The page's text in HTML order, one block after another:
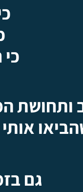
ותחושת
אותי לפתח 10 כלים
גם